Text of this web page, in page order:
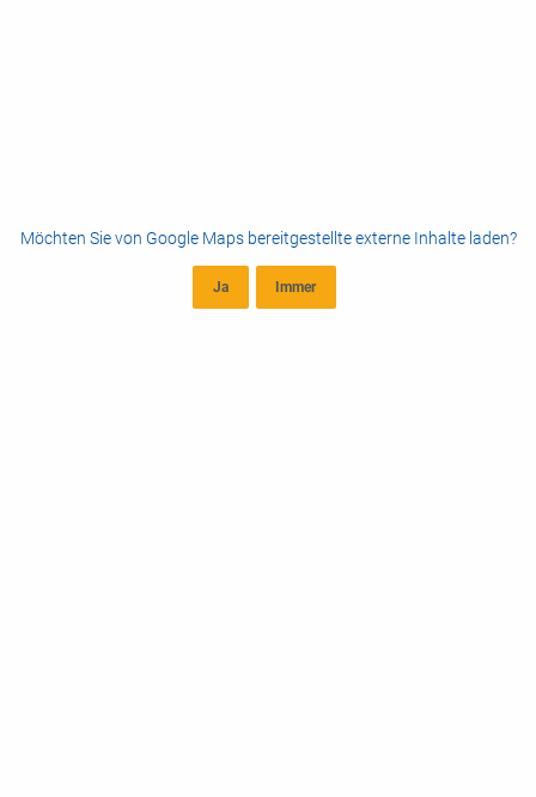
Möchten Sie von Google Mapsbereitgestellte externe Inhalte laden?
Ja Immer